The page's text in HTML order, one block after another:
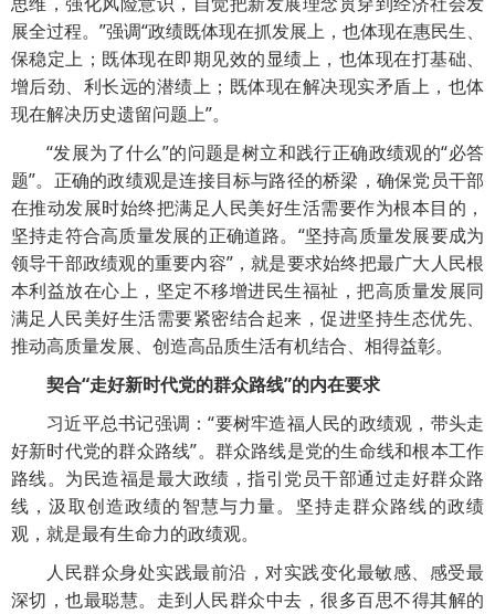
展全过程。”强调“政绩既体现在抓发展上，也体现在惠民生、
保稳定上；既体现在即期见效的显绩上，也体现在打基础、
增后劲、利长远的潜绩上；既体现在解决现实矛盾上，也体
现在解决历史遗留问题上”。
“发展为了什么”的问题是树立和践行正确政绩观的“必答
题”。正确的政绩观是连接目标与路径的桥梁，确保党员干部
在推动发展时始终把满足人民美好生活需要作为根本目的，
坚持走符合高质量发展的正确道路。“坚持高质量发展要成为
领导干部政绩观的重要内容”，就是要求始终把最广大人民根
本利益放在心上，坚定不移增进民生福祉，把高质量发展同
满足人民美好生活需要紧密结合起来，促进坚持生态优先、
推动高质量发展、创造高品质生活有机结合、相得益彰。
契合“走好新时代党的群众路线”的内在要求
习近平总书记强调：“要树牢造福人民的政绩观，带头走
好新时代党的群众路线”。群众路线是党的生命线和根本工作
路线。为民造福是最大政绩，指引党员干部通过走好群众路
线，汲取创造政绩的智慧与力量。坚持走群众路线的政绩
观，就是最有生命力的政绩观。
人民群众身处实践最前沿，对实践变化最敏感、感受最
深切，也最聪慧。走到人民群众中去，很多百思不得其解的